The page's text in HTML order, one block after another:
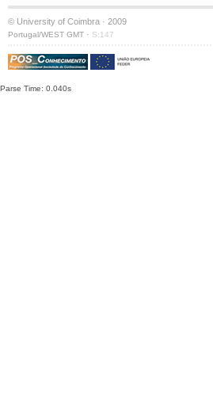
© University of Coimbra · 2009
Portugal/WEST GMT · S:147
Parse Time: 0.040s